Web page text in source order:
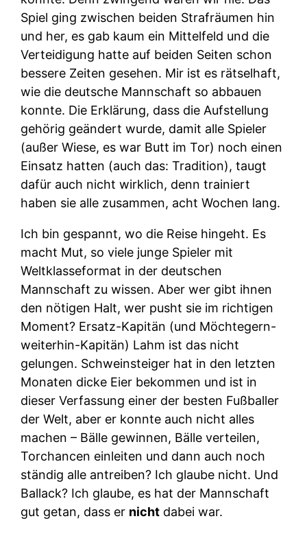
Spiel ging zwischen beiden Strafräumen hin
und her, es gab kaum ein Mittelfeld und die
Verteidigung hatte auf beiden Seiten schon
bessere Zeiten gesehen. Mir ist es rätselhaft,
wie die deutsche Mannschaft so abbauen
konnte. Die Erklärung, dass die Aufstellung
gehörig geändert wurde, damit alle Spieler
(außer Wiese, es war Butt im Tor) noch einen
Einsatz hatten (auch das: Tradition), taugt
dafür auch nicht wirklich, denn trainiert
haben sie alle zusammen, acht Wochen lang.
Ich bin gespannt, wo die Reise hingeht. Es
macht Mut, so viele junge Spieler mit
Weltklasseformat in der deutschen
Mannschaft zu wissen. Aber wer gibt ihnen
den nötigen Halt, wer pusht sie im richtigen
Moment? Ersatz-Kapitän (und Möchtegern-
weiterhin-Kapitän) Lahm ist das nicht
gelungen. Schweinsteiger hat in den letzten
Monaten dicke Eier bekommen und ist in
dieser Verfassung einer der besten Fußballer
der Welt, aber er konnte auch nicht alles
machen – Bälle gewinnen, Bälle verteilen,
Torchancen einleiten und dann auch noch
ständig alle antreiben? Ich glaube nicht. Und
Ballack? Ich glaube, es hat der Mannschaft
gut getan, dass er nicht dabei war.